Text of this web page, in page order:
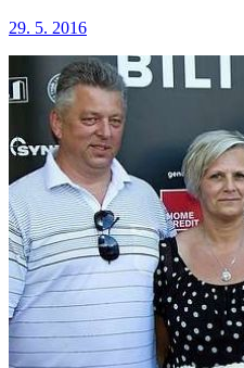
29. 5. 2016